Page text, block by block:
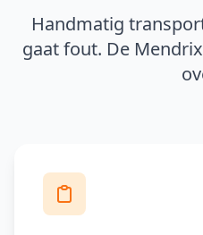
Handmatig
gaat fout. De